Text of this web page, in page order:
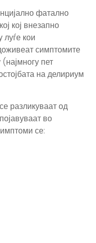
фатално
кој внезапно
кои
симптомите
пет
на делириум
разликуваат од
во
се: